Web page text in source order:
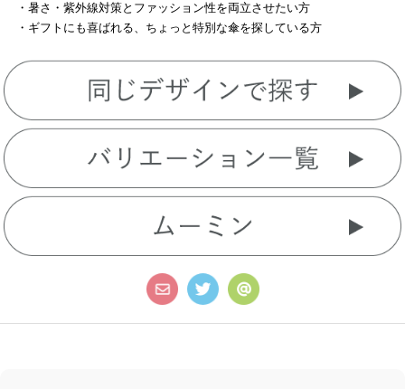
・暑さ・紫外線対策とファッション性を両立させたい方
・ギフトにも喜ばれる、ちょっと特別な傘を探している方